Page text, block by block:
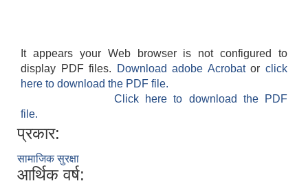
It appears your Web browser is not configured to
display PDF files.
Download adobe Acrobatorclick
here to download the PDF file.
Click here to download the PDF
file.
प्रकार:
सामाजिक सुरक्षा
आर्थिक वर्ष: